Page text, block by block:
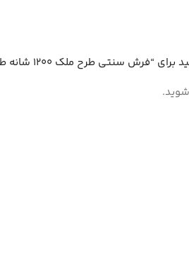
طرح ملک 1200 شانه طلاکوب کد 12829”
شوید.